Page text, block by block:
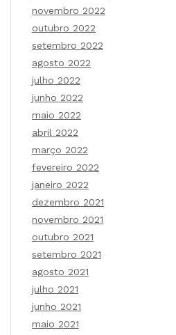
novembro 2022
outubro 2022
setembro 2022
agosto 2022
julho 2022
junho 2022
maio 2022
abril 2022
março 2022
fevereiro 2022
janeiro 2022
dezembro 2021
novembro 2021
outubro 2021
setembro 2021
agosto 2021
julho 2021
junho 2021
maio 2021